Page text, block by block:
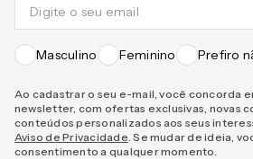
Masculino Feminino Prefiro
Ao cadastrar o seu e-mail, você concorda
newsletter, com ofertas exclusivas, novas
conteúdos personalizados aos seus
Aviso de Privacidade. Se mudar de ideia,
consentimento a qualquer momento.